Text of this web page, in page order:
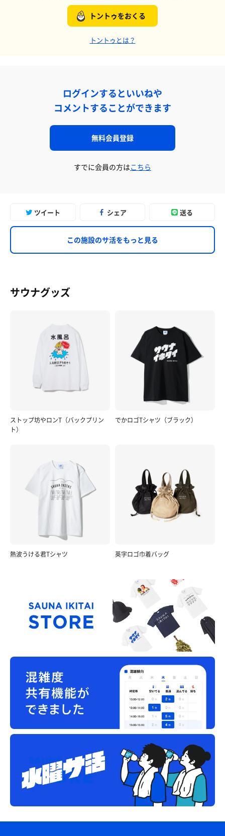
トントゥをおくる
トントゥとは？
ログインするといいねや
コメントすることができます
無料会員登録
すでに会員の方はこちら
ツイート シェア 送る
この施設のサ活をもっと見る
サウナグッズ
ストップ坊やロンT（バックプリン
ト）
でかロゴTシャツ（ブラック）
熱波うける君Tシャツ 英字ロゴ巾着バッグ